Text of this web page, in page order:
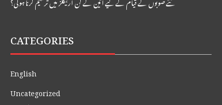
CATEGORIES
English
Uncategorized